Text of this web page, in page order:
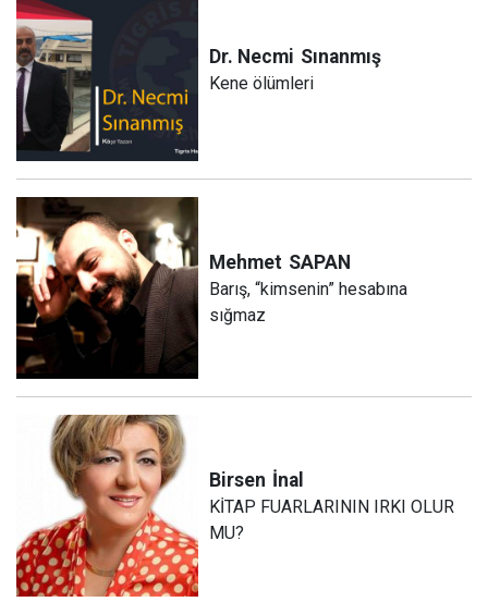
Dr. Necmi Sınanmış
Kene ölümleri
Mehmet SAPAN
Barış, “kimsenin” hesabına
sığmaz
Birsen İnal
KİTAP FUARLARININ IRKI OLUR
MU?